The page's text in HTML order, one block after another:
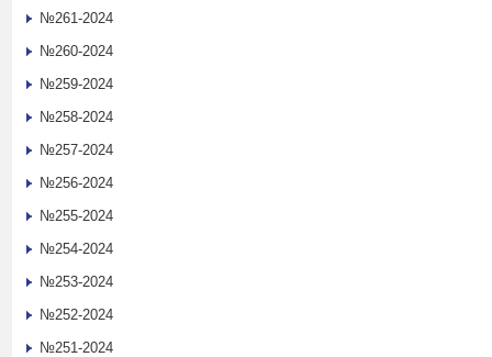
№261-2024
№260-2024
№259-2024
№258-2024
№257-2024
№256-2024
№255-2024
№254-2024
№253-2024
№252-2024
№251-2024